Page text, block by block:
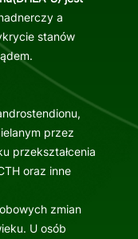
a
stanów
przez
przekształcenia
oraz inne
zmian
U osób